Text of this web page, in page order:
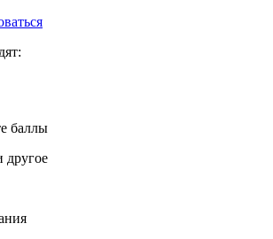
баллы
другое